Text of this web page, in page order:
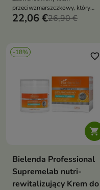
przeciwzmarszczkowy, który
wygładza, ujędrnia i intensywnie
22,06 €26,90 €
-18%

favorite_border
Bielenda Professional
Supremelab nutri-
rewitalizujący Krem do